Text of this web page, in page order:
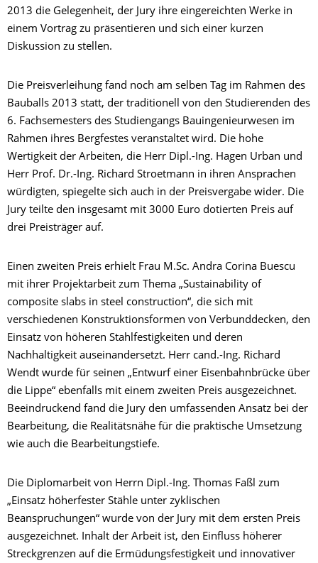
2013 die Gelegenheit, der Jury ihre eingereichten Werke in
einem Vortrag zu präsentieren und sich einer kurzen
Diskussion zu stellen.
Die Preisverleihung fand noch am selben Tag im Rahmen des
Bauballs 2013 statt, der traditionell von den Studierenden des
6. Fachsemesters des Studiengangs Bauingenieurwesen im
Rahmen ihres Bergfestes veranstaltet wird. Die hohe
Wertigkeit der Arbeiten, die Herr Dipl.-Ing. Hagen Urban und
Herr Prof. Dr.-Ing. Richard Stroetmann in ihren Ansprachen
würdigten, spiegelte sich auch in der Preisvergabe wider. Die
Jury teilte den insgesamt mit 3000 Euro dotierten Preis auf
drei Preisträger auf.
Einen zweiten Preis erhielt Frau M.Sc. Andra Corina Buescu
mit ihrer Projektarbeit zum Thema „Sustainability of
composite slabs in steel construction“, die sich mit
verschiedenen Konstruktionsformen von Verbunddecken, den
Einsatz von höheren Stahlfestigkeiten und deren
Nachhaltigkeit auseinandersetzt. Herr cand.-Ing. Richard
Wendt wurde für seinen „Entwurf einer Eisenbahnbrücke über
die Lippe“ ebenfalls mit einem zweiten Preis ausgezeichnet.
Beeindruckend fand die Jury den umfassenden Ansatz bei der
Bearbeitung, die Realitätsnähe für die praktische Umsetzung
wie auch die Bearbeitungstiefe.
Die Diplomarbeit von Herrn Dipl.-Ing. Thomas Faßl zum
„Einsatz höherfester Stähle unter zyklischen
Beanspruchungen“ wurde von der Jury mit dem ersten Preis
ausgezeichnet. Inhalt der Arbeit ist, den Einfluss höherer
Streckgrenzen auf die Ermüdungsfestigkeit und innovativer